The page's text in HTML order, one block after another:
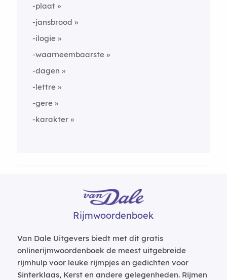
-plaat
-jansbrood
-ilogie
-waarneembaarste
-dagen
-lettre
-gere
-karakter
Rijmwoordenboek
Van Dale Uitgevers biedt met dit gratis
onlinerijmwoordenboek de meest uitgebreide
rijmhulp voor leuke rijmpjes en gedichten voor
Sinterklaas, Kerst en andere gelegenheden. Rijmen